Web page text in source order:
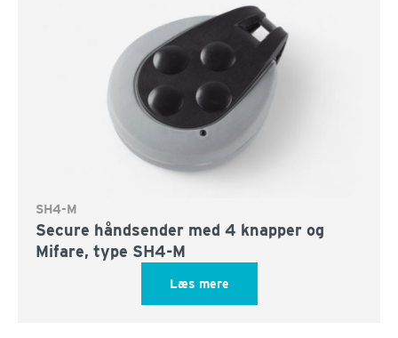
SH4-M
Secure håndsender med 4 knapper og
Mifare, type SH4-M
Læs mere